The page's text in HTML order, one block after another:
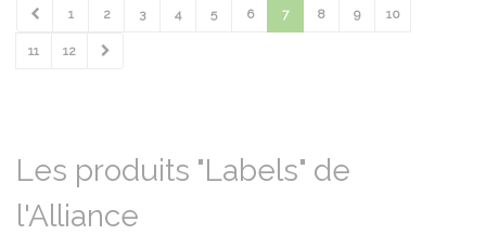
1 2 3 4 5 6 7 8 9 10
11 12
Les produits "Labels" de
l'Alliance